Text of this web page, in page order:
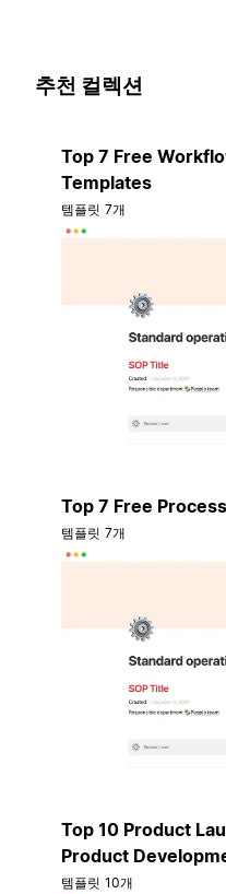
추천 컬렉션
Top 7 Free
Templates
템플릿 7개
Top 7 Free
템플릿 7개
Top 10 Product
Product
템플릿 10개